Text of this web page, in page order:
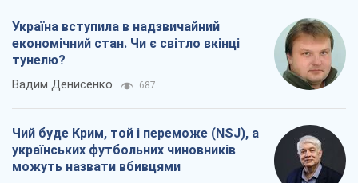
Україна вступила в надзвичайний
економічний стан. Чи є світло вкінці
тунелю?
Вадим Денисенко 687
Чий буде Крим, той і переможе (NSJ), а
українських футбольних чиновників
можуть назвати вбивцями